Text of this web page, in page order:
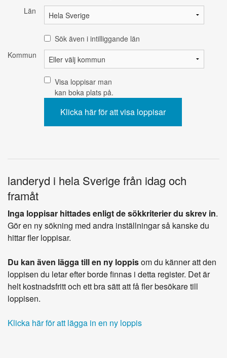
Län
Sök även i intilliggande län
Kommun
Visa loppisar man
kan boka plats på.
landeryd i hela Sverige från idag och
framåt
Inga loppisar hittades enligt de sökkriterier du skrev in.
Gör en ny sökning med andra inställningar så kanske du
hittar fler loppisar.
Du kan även lägga till en ny loppisom du känner att den
loppisen du letar efter borde finnas i detta register. Det är
helt kostnadsfritt och ett bra sätt att få fler besökare till
loppisen.
Klicka här för att lägga in en ny loppis